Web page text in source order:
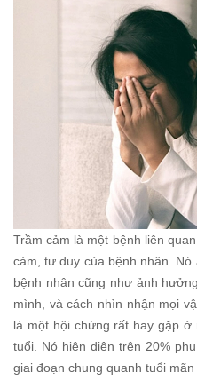
Trầm cảm là một bệnh liên
cảm, tư duy của bệnh nhân.
bệnh nhân cũng như ảnh
mình, và cách nhìn nhận mọi
là một hội chứng rất hay gặp
tuổi. Nó hiện diện trên 20%
giai đoạn chung quanh tuổi mãn